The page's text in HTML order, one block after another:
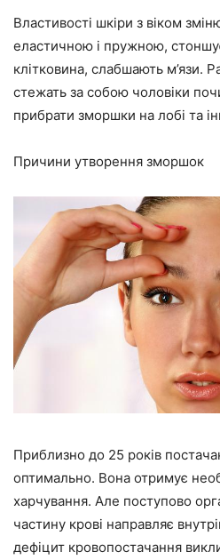
Властивості шкіри з віком
еластичною і пружною,
клітковина, слабшають м’язи.
стежать за собою чоловіки
прибрати зморшки на лобі та
Причини утворення зморшок
Приблизно до 25 років
оптимально. Вона отримує
харчування. Але поступово
частину крові направляє
дефіцит кровопостачання